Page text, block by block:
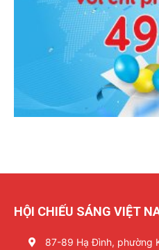
HỘI CHIẾU SÁNG VIỆT
87-89 Hạ Đình, phường